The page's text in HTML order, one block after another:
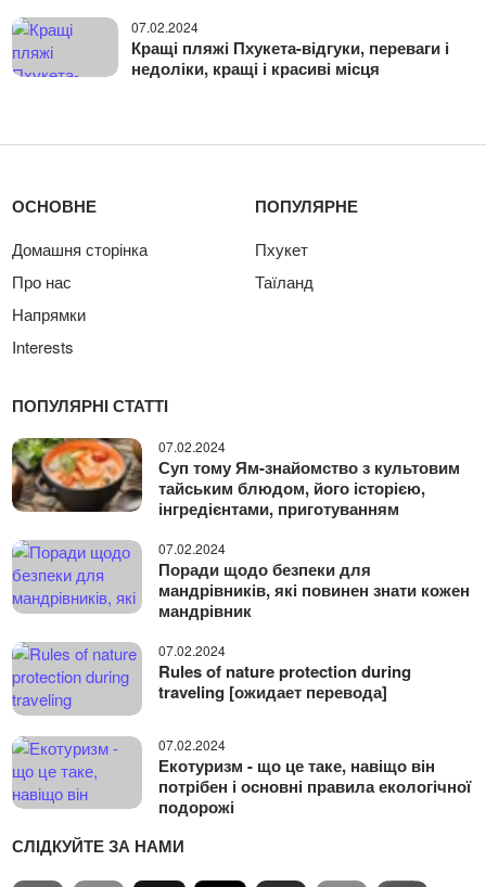
07.02.2024
Кращі пляжі Пхукета-відгуки, переваги і
недоліки, кращі і красиві місця
ОСНОВНЕ
Домашня сторінка
Про нас
Напрямки
Interests
ПОПУЛЯРНЕ
Пхукет
Таїланд
ПОПУЛЯРНІ СТАТТІ
07.02.2024
Суп тому Ям-знайомство з культовим
тайським блюдом, його історією,
інгредієнтами, приготуванням
07.02.2024
Поради щодо безпеки для
мандрівників, які повинен знати кожен
мандрівник
07.02.2024
Rules of nature protection during
traveling [ожидает перевода]
07.02.2024
Екотуризм - що це таке, навіщо він
потрібен і основні правила екологічної
подорожі
СЛІДКУЙТЕ ЗА НАМИ